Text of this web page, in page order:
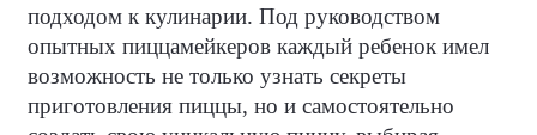
подходом к кулинарии. Под руководством
опытных пиццамейкеров каждый ребенок имел
возможность не только узнать секреты
приготовления пиццы, но и самостоятельно